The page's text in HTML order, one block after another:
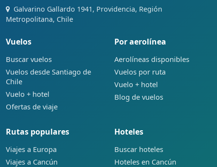
Galvarino Gallardo 1941, Providencia, Región
Metropolitana, Chile
Vuelos
Buscar vuelos
Vuelos desde Santiago de
Chile
Vuelo + hotel
Ofertas de viaje
Por aerolínea
Aerolíneas disponibles
Vuelos por ruta
Vuelo + hotel
Blog de vuelos
Rutas populares
Viajes a Europa
Viajes a Cancún
Hoteles
Buscar hoteles
Hoteles en Cancún